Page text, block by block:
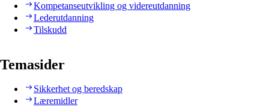
Kompetanseutvikling og videreutdanning
Lederutdanning
Tilskudd
Temasider
Sikkerhet og beredskap
Læremidler